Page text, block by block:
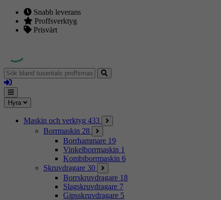
Snabb leverans
Proffsverktyg
Prisvärt
Sök
bland
tusentals
proffsmaskiner
Logga
in
Mina
sidor
Meny
Hyra
Maskin och verktyg 433
Borrmaskin 28
Borrhammare 19
Vinkelborrmaskin 1
Kombiborrmaskin 6
Skruvdragare 30
Borrskruvdragare 18
Slagskruvdragare 7
Gipsskruvdragare 5